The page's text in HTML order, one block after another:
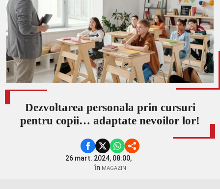
Dezvoltarea personala prin cursuri
pentru copii… adaptate nevoilor lor!
26 mart. 2024, 08:00,
în MAGAZIN